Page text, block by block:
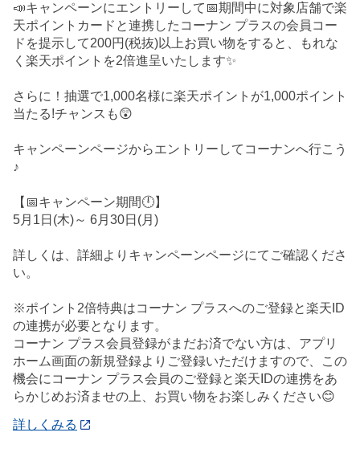
📣キャンペーンにエントリーして📅期間中に対象店舗で楽
天ポイントカードと連携したコーナン プラスの会員コー
ドを提示して200円(税抜)以上お買い物をすると、もれな
く楽天ポイントを2倍進呈いたします✨
さらに！抽選で1,000名様に楽天ポイントが1,000ポイント
当たる!チャンスも😲
キャンペーンページからエントリーしてコーナンへ行こう
♪
【📅キャンペーン期間🕛】
5月1日(木)～ 6月30日(月)
詳しくは、詳細よりキャンペーンページにてご確認くださ
い。
※ポイント2倍特典はコーナン プラスへのご登録と楽天ID
の連携が必要となります。
コーナン プラス会員登録がまだお済でない方は、アプリ
ホーム画面の新規登録よりご登録いただけますので、この
機会にコーナン プラス会員のご登録と楽天IDの連携をあ
らかじめお済ませの上、お買い物をお楽しみください😊
詳しくみる